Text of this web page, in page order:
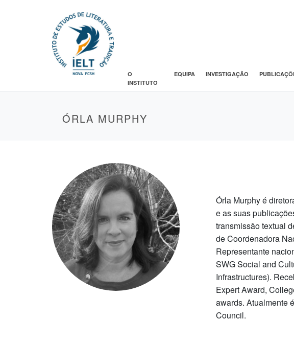
O
INSTITUTO
EQUIPA INVESTIGAÇÃO
ÓRLA MURPHY
Órla Murphy é
e as suas
transmissão textual
de Coordenadora
Representante
SWG Social and
Infrastructures).
Expert Award,
awards. Atualmente
Council.